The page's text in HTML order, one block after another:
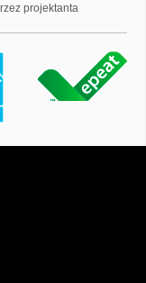
projektanta